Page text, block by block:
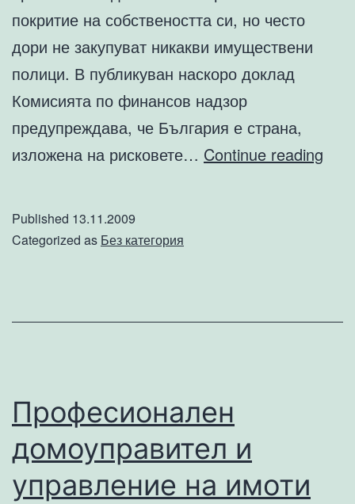
покритие на собствеността си, но често
дори не закупуват никакви имуществени
полици. В публикуван наскоро доклад
Комисията по финансов надзор
предупреждава, че България е страна,
изложена на рисковете… Continue reading
Published 13.11.2009
Categorized as Без категория
Професионален
домоуправител и
управление на имоти